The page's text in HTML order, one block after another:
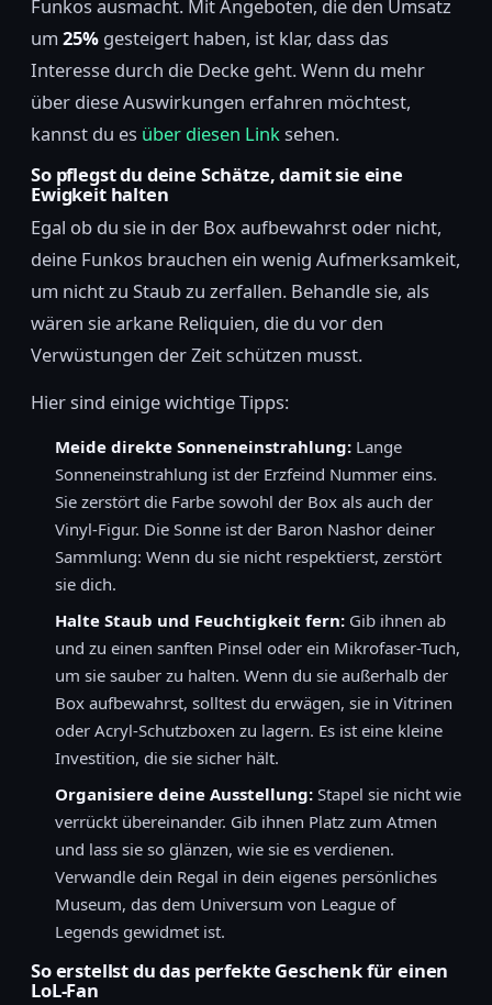
Funkos ausmacht. Mit Angeboten, die den Umsatz
um 25% gesteigert haben, ist klar, dass das
Interesse durch die Decke geht. Wenn du mehr
über diese Auswirkungen erfahren möchtest,
kannst du es über diesen Link sehen.
So pflegst du deine Schätze, damit sie eine
Ewigkeit halten
Egal ob du sie in der Box aufbewahrst oder nicht,
deine Funkos brauchen ein wenig Aufmerksamkeit,
um nicht zu Staub zu zerfallen. Behandle sie, als
wären sie arkane Reliquien, die du vor den
Verwüstungen der Zeit schützen musst.
Hier sind einige wichtige Tipps:
Meide direkte Sonneneinstrahlung: Lange
Sonneneinstrahlung ist der Erzfeind Nummer eins.
Sie zerstört die Farbe sowohl der Box als auch der
Vinyl-Figur. Die Sonne ist der Baron Nashor deiner
Sammlung: Wenn du sie nicht respektierst, zerstört
sie dich.
Halte Staub und Feuchtigkeit fern: Gib ihnen ab
und zu einen sanften Pinsel oder ein Mikrofaser-Tuch,
um sie sauber zu halten. Wenn du sie außerhalb der
Box aufbewahrst, solltest du erwägen, sie in Vitrinen
oder Acryl-Schutzboxen zu lagern. Es ist eine kleine
Investition, die sie sicher hält.
Organisiere deine Ausstellung: Stapel sie nicht wie
verrückt übereinander. Gib ihnen Platz zum Atmen
und lass sie so glänzen, wie sie es verdienen.
Verwandle dein Regal in dein eigenes persönliches
Museum, das dem Universum von League of
Legends gewidmet ist.
So erstellst du das perfekte Geschenk für einen
LoL-Fan